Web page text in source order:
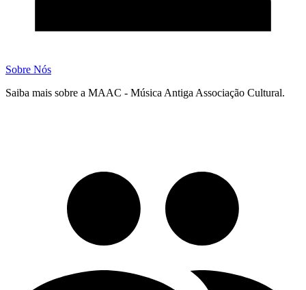
Sobre Nós
Saiba mais sobre a MAAC - Música Antiga Associação Cultural.